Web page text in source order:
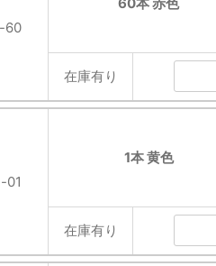
60
60本 赤色
在庫有り
01
1本 黄色
在庫有り